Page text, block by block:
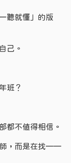
聽就懂」的版
己。
班？
都不值得相信。
師，而是在找——